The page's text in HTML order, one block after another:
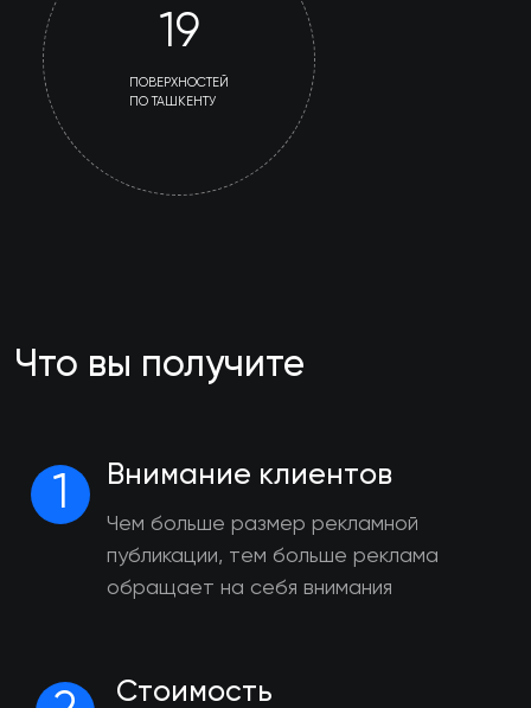
19
ПОВЕРХНОСТЕЙ
ПО ТАШКЕНТУ
Что вы получите
1 Внимание клиентов
Чем больше размер рекламной
публикации, тем больше реклама
обращает на себя внимания
Стоимость